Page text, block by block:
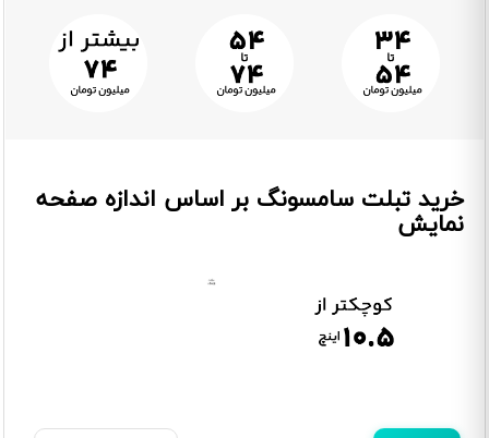
خرید تبلت سامسونگ بر اساس اندازه صفحه
نمایش